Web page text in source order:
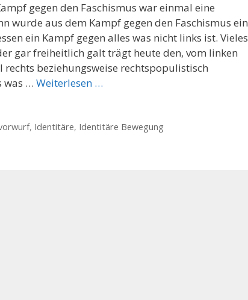
gegen den Faschismus war einmal eine
wurde aus dem Kampf gegen den Faschismus ein
ein Kampf gegen alles was nicht links ist. Vieles
gar freiheitlich galt trägt heute den, vom linken
beziehungsweise rechtspopulistisch
was … Weiterlesen …
, Identitäre, Identitäre Bewegung